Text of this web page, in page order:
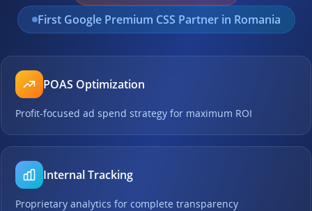
First Google Premium CSS Partner in Romania
POAS Optimization
Profit-focused ad spend strategy for maximum ROI
Internal Tracking
Proprietary analytics for complete transparency